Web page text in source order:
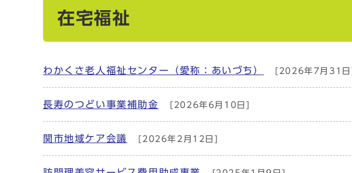
在宅福祉
わかくさ老人福祉センター（愛称：あいづち） [2026年7月31日]
長寿のつどい事業補助金 [2026年6月10日]
関市地域ケア会議 [2026年2月12日]